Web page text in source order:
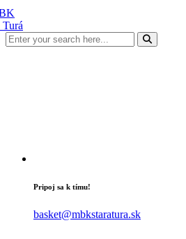
Pripoj sa k tímu!
basket@mbkstaratura.sk